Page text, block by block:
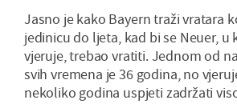
Jasno je kako Bayern traži vratara
jedinicu do ljeta, kad bi se Neuer, u
vjeruje, trebao vratiti. Jednom od
svih vremena je 36 godina, no
nekoliko godina uspjeti zadržati